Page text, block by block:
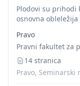
Plodovi su prihodi
osnovna
plodstvar daje
Pravo
Pravni fakultet za
14 stranica
Pravo, Seminarski